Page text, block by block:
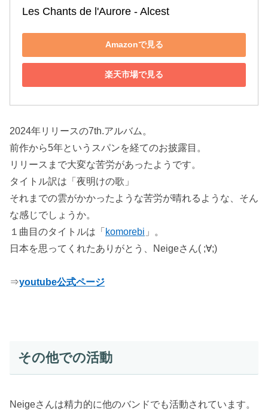
Les Chants de l'Aurore - Alcest
Amazonで見る
楽天市場で見る
2024年リリースの7th.アルバム。
前作から5年というスパンを経てのお披露目。
リリースまで大変な苦労があったようです。
タイトル訳は「夜明けの歌」
それまでの雲がかかったような苦労が晴れるような、そん
な感じでしょうか。
１曲目のタイトルは「 komorebi 」。
日本を思ってくれたありがとう、Neigeさん( ;∀;)
⇒youtube公式ページ
その他での活動
Neigeさんは精力的に他のバンドでも活動されています。